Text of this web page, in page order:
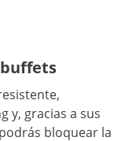
buffets
y, gracias a sus
bloquear la